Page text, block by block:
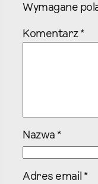
Wymagane
Komentarz *
Nazwa *
Adres email *